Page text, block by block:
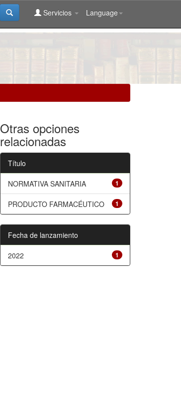
Language
Servicios
Otras opciones
relacionadas
Título
1
NORMATIVA SANITARIA
1
PRODUCTO FARMACÉUTICO
Fecha de lanzamiento
1
2022